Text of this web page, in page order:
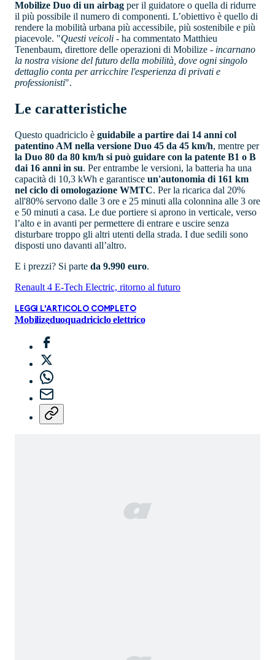
Mobilize Duo di un airbag per il guidatore o quella di ridurre
il più possibile il numero di componenti. L’obiettivo è quello di
rendere la mobilità urbana più accessibile, più sostenibile e più
piacevole. "Questi veicoli - ha commentato Matthieu
Tenenbaum, direttore delle operazioni di Mobilize - incarnano
la nostra visione del futuro della mobilità, dove ogni singolo
dettaglio conta per arricchire l'esperienza di privati e
professionisti".
Le caratteristiche
Questo quadriciclo è guidabile a partire dai 14 anni col
patentino AM nella versione Duo 45 da 45 km/h, mentre per
la Duo 80 da 80 km/h si può guidare con la patente B1 o B
dai 16 anni in su. Per entrambe le versioni, la batteria ha una
capacità di 10,3 kWh e garantisce un'autonomia di 161 km
nel ciclo di omologazione WMTC. Per la ricarica dal 20%
all'80% servono dalle 3 ore e 25 minuti alla colonnina alle 3 ore
e 50 minuti a casa. Le due portiere si aprono in verticale, verso
l’alto e in avanti per permettere di entrare e uscire senza
disturbare troppo gli altri utenti della strada. I due sedili sono
disposti uno davanti all’altro.
E i prezzi? Si parte da 9.990 euro.
Renault 4 E-Tech Electric, ritorno al futuro
LEGGI L'ARTICOLO COMPLETO
Mobilizeduoquadriciclo elettrico